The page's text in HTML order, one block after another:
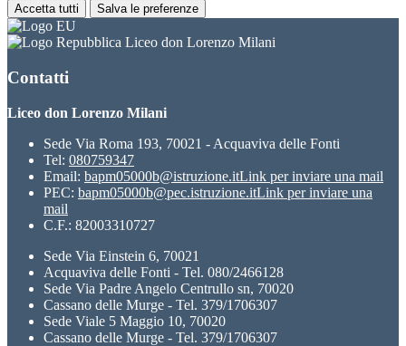
Accetta tutti Salva le preferenze
Liceo don Lorenzo Milani
Contatti
Liceo don Lorenzo Milani
Sede Via Roma 193, 70021 - Acquaviva delle Fonti
Tel: 080759347
Email: bapm05000b@istruzione.itLink per inviare una mail
PEC: bapm05000b@pec.istruzione.itLink per inviare una
mail
C.F.: 82003310727
Sede Via Einstein 6, 70021
Acquaviva delle Fonti - Tel. 080/2466128
Sede Via Padre Angelo Centrullo sn, 70020
Cassano delle Murge - Tel. 379/1706307
Sede Viale 5 Maggio 10, 70020
Cassano delle Murge - Tel. 379/1706307